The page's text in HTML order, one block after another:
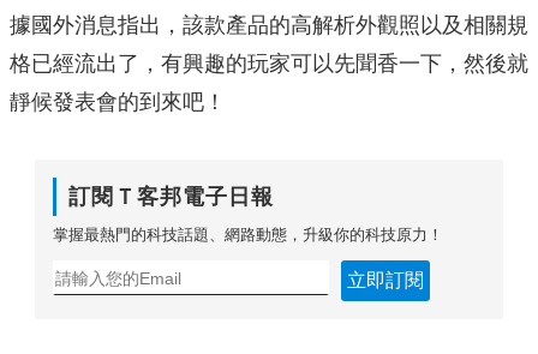
據國外消息指出，該款產品的高解析外觀照以及相關規
格已經流出了，有興趣的玩家可以先聞香一下，然後就
靜候發表會的到來吧！
訂閱Ｔ客邦電子日報
掌握最熱門的科技話題、網路動態，升級你的科技原力！
立即訂閱